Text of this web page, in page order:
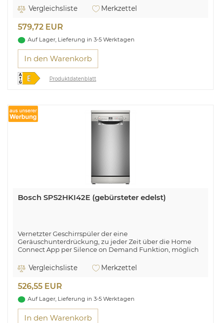
Vergleichsliste Merkzettel
579,72 EUR
Auf Lager, Lieferung in 3-5 Werktagen
In den Warenkorb
Produktdatenblatt
Bosch SPS2HKI42E (gebürsteter edelst)
Vernetzter Geschirrspüler der eine
Geräuschunterdrückung, zu jeder Zeit über die Home
Connect App per Silence on Demand Funktion, möglich
Vergleichsliste
Merkzettel
526,55 EUR
Auf Lager, Lieferung in 3-5 Werktagen
In den Warenkorb